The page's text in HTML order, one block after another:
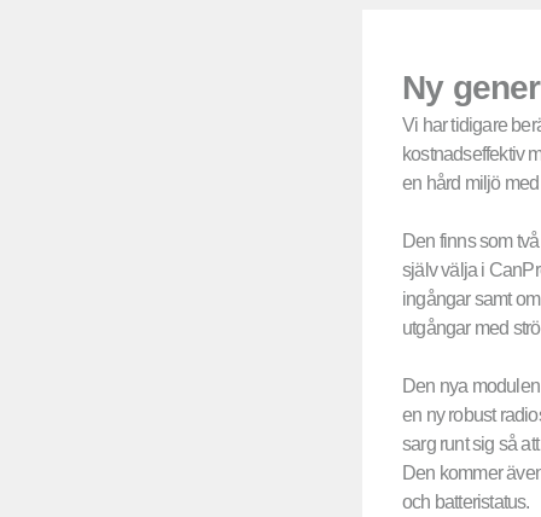
Ny
Vi har tidigare
kostnadseffektiv
en hård miljö
Den finns som
själv välja i
ingångar samt
utgångar med
Den nya
en ny robust
sarg runt sig så
Den kommer
och batteristatus.